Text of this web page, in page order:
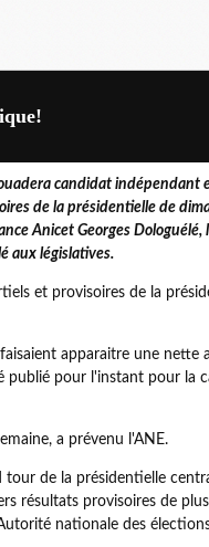
candidat indépendant
de la présidentielle de
Anicet Georges Dologuélé,
aux législatives.
et provisoires de la
apparaitre une nette
publié pour l'instant pour la
a prévenu l'ANE.
tour de la présidentielle
résultats provisoires de
nationale des